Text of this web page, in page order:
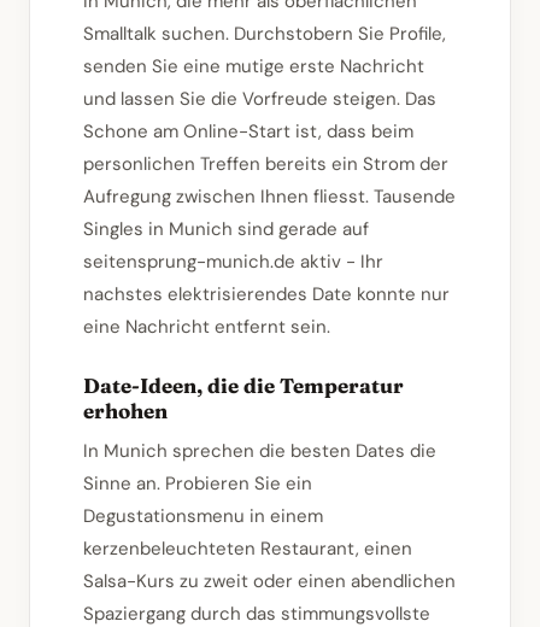
Smalltalk suchen. Durchstobern Sie Profile,
senden Sie eine mutige erste Nachricht
und lassen Sie die Vorfreude steigen. Das
Schone am Online-Start ist, dass beim
personlichen Treffen bereits ein Strom der
Aufregung zwischen Ihnen fliesst. Tausende
Singles in Munich sind gerade auf
seitensprung-munich.de aktiv - Ihr
nachstes elektrisierendes Date konnte nur
eine Nachricht entfernt sein.
Date-Ideen, die die Temperatur
erhohen
In Munich sprechen die besten Dates die
Sinne an. Probieren Sie ein
Degustationsmenu in einem
kerzenbeleuchteten Restaurant, einen
Salsa-Kurs zu zweit oder einen abendlichen
Spaziergang durch das stimmungsvollste